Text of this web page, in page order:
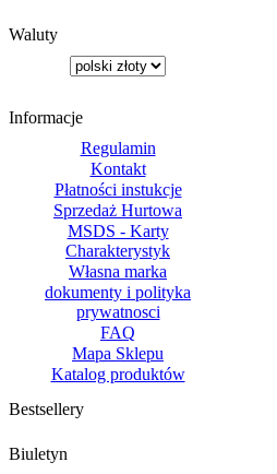
Waluty
Informacje
Regulamin
Kontakt
Płatności instukcje
Sprzedaż Hurtowa
MSDS - Karty
Charakterystyk
Własna marka
dokumenty i polityka
prywatnosci
FAQ
Mapa Sklepu
Katalog produktów
Bestsellery
Biuletyn